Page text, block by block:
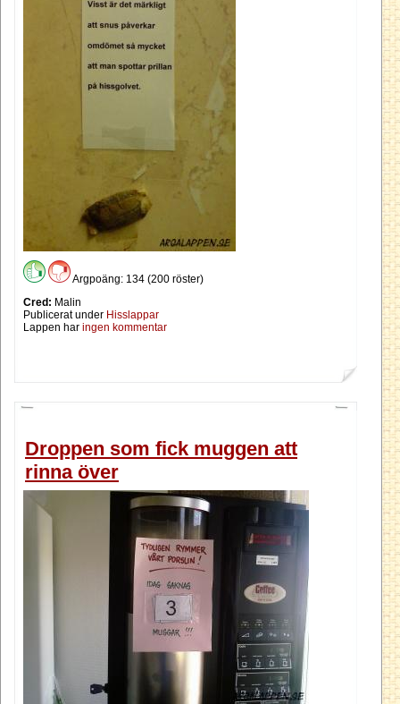
Argpoäng: 134 (200 röster)
Cred: Malin
Publicerat under Hisslappar
Lappen har ingen kommentar
Droppen som fick muggen att
rinna över